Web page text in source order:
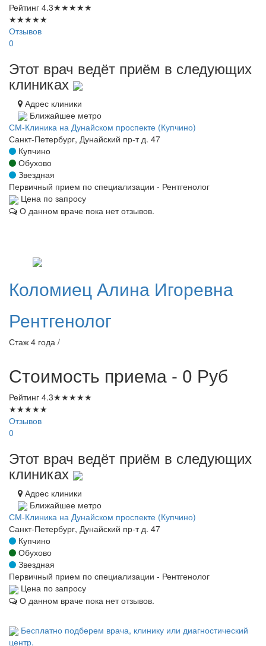
Рейтинг 4.3★★★★★
★★★★★
Отзывов
0
Этот врач ведёт приём в следующих
клиниках
Адрес клиники
Ближайшее метро
СМ-Клиника на Дунайском проспекте (Купчино)
Санкт-Петербург, Дунайский пр-т д. 47
Купчино
Обухово
Звездная
Первичный прием по специализации - Рентгенолог
Цена по запросу
О данном враче пока нет отзывов.
КоломиецАлина Игоревна
Рентгенолог
Стаж 4 года /
Стоимость приема - 0 Руб
Рейтинг 4.3★★★★★
★★★★★
Отзывов
0
Этот врач ведёт приём в следующих
клиниках
Адрес клиники
Ближайшее метро
СМ-Клиника на Дунайском проспекте (Купчино)
Санкт-Петербург, Дунайский пр-т д. 47
Купчино
Обухово
Звездная
Первичный прием по специализации - Рентгенолог
Цена по запросу
О данном враче пока нет отзывов.
Бесплатно подберем врача, клинику или диагностический
центр.